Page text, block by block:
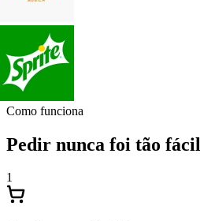
Como funciona
Pedir nunca foi tão fácil
1